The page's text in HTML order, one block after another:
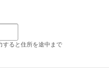
すると住所を途中まで